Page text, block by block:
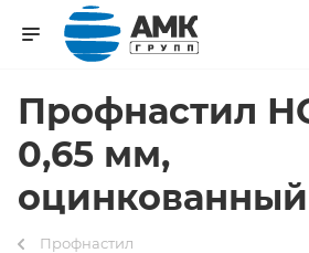
Профнастил
0,65 мм,
оцинкованный
Профнастил